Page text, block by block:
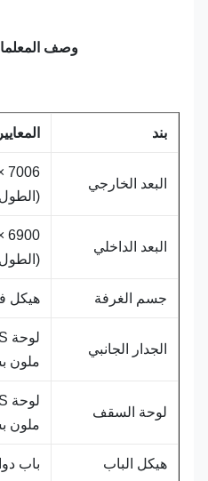
وصف المعلمات
المعايير
البعد الخارجي
(الطول ×
البعد الداخلي
(الطول ×
جسم الغرفة هيكل
الجدار الجانبي
ملون بسماكة
لوحة السقف
ملون بسماكة
هيكل الباب باب دوار PVC كهربائي مربع